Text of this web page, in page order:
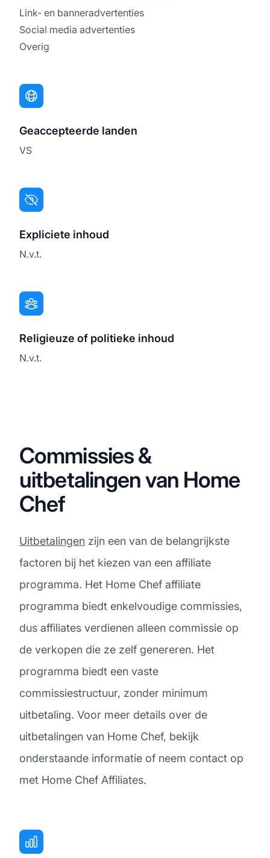
Link- en banneradvertenties
Social media advertenties
Overig
Geaccepteerde landen
VS
Expliciete inhoud
N.v.t.
Religieuze of politieke inhoud
N.v.t.
Commissies &
uitbetalingen van Home
Chef
Uitbetalingen zijn een van de belangrijkste
factoren bij het kiezen van een affiliate
programma. Het Home Chef affiliate
programma biedt enkelvoudige commissies,
dus affiliates verdienen alleen commissie op
de verkopen die ze zelf genereren. Het
programma biedt een vaste
commissiestructuur, zonder minimum
uitbetaling. Voor meer details over de
uitbetalingen van Home Chef, bekijk
onderstaande informatie of neem contact op
met Home Chef Affiliates.